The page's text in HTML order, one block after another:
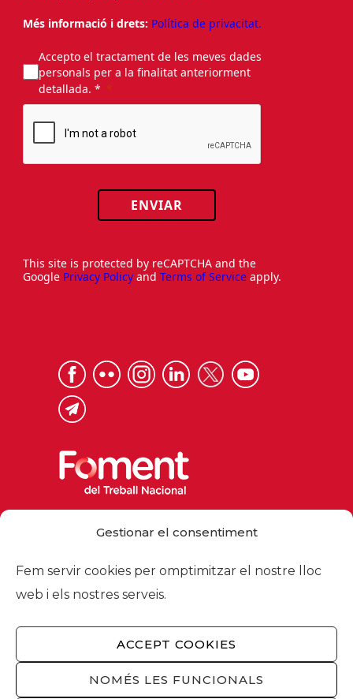
Gestionar el consentiment
Fem servir cookies per omptimitzar el nostre lloc
web i els nostres serveis.
ACCEPT COOKIES
NOMÉS LES FUNCIONALS
Més informació i drets: Política de privacitat.
Accepto el tractament de les meves dades
personals per a la finalitat anteriorment
detallada. *
ENVIAR
This site is protected by reCAPTCHA and the
Google Privacy Policy and Terms of Service apply.
foment@foment.com
© 2026 - Foment del Treball Nacional
Nosaltres